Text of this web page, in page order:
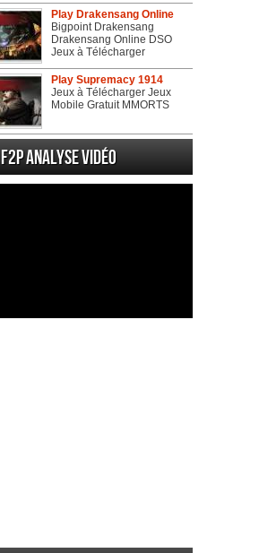
Play Drakensang Online
Bigpoint Drakensang
Drakensang Online DSO
Jeux à Télécharger
Play Supremacy 1914
Jeux à Télécharger Jeux
Mobile Gratuit MMORTS
F2P Analyse vidéo